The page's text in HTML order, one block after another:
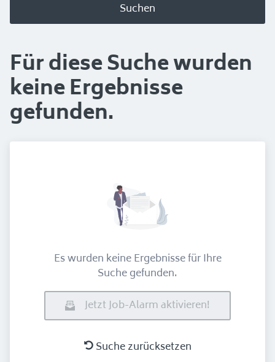
Suchen
Für diese Suche wurden
keine Ergebnisse
gefunden.
Es wurden keine Ergebnisse für Ihre
Suche gefunden.
Jetzt Job-Alarm aktivieren!
Suche zurücksetzen